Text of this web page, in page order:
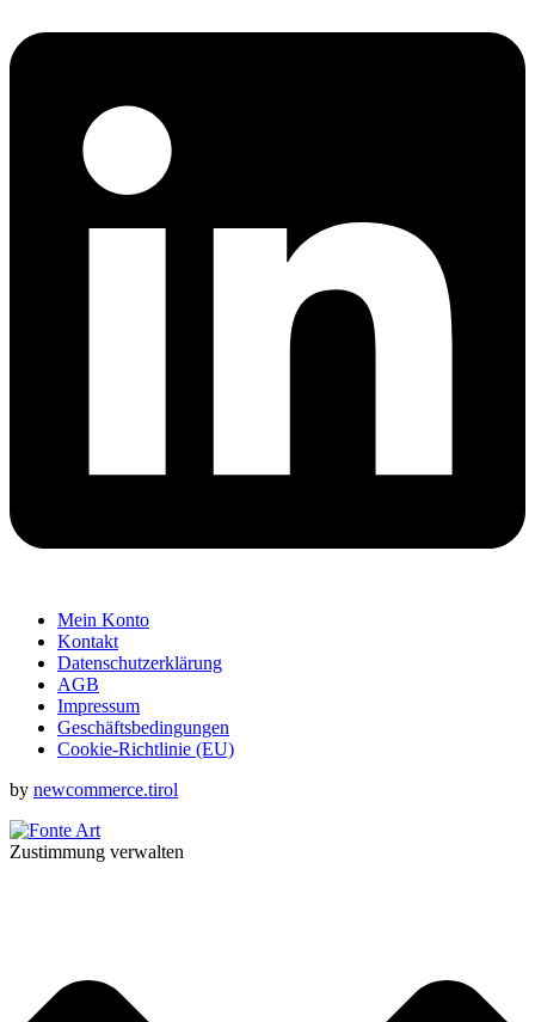
Mein Konto
Kontakt
Datenschutzerklärung
AGB
Impressum
Geschäftsbedingungen
Cookie-Richtlinie (EU)
by newcommerce.tirol
Zustimmung verwalten